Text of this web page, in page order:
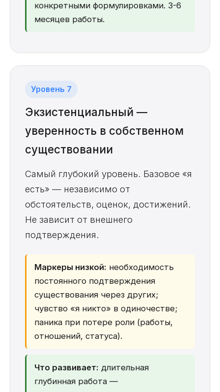
конкретными формулировками. 3-6
месяцев работы.
Уровень 7
Экзистенциальный —
уверенность в собственном
существовании
Самый глубокий уровень. Базовое «я
есть» — независимо от
обстоятельств, оценок, достижений.
Не зависит от внешнего
подтверждения.
Маркеры низкой: необходимость
постоянного подтверждения
существования через других;
чувство «я никто» в одиночестве;
паника при потере роли (работы,
отношений, статуса).
Что развивает: длительная
глубинная работа —